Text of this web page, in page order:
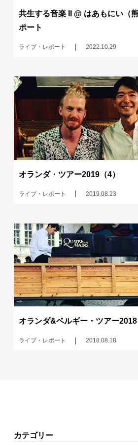
共生する音楽 II @ はあもにい（
ポート
ライブ・レポート 2022.10.29
オランダ・ツアー2019（4）
ライブ・レポート 2019.08.23
オランダ&ベルギー・ツアー2018
ライブ・レポート 2018.08.18
カテゴリー